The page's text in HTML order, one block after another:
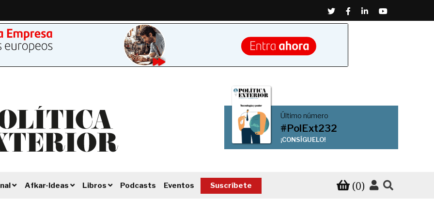
TwitterFacebook
LinkedinYoutube
Último número
#PolExt232
¡CONSÍGUELO!
Afkar-Ideas Libros Podcasts Eventos Suscríbete (0)